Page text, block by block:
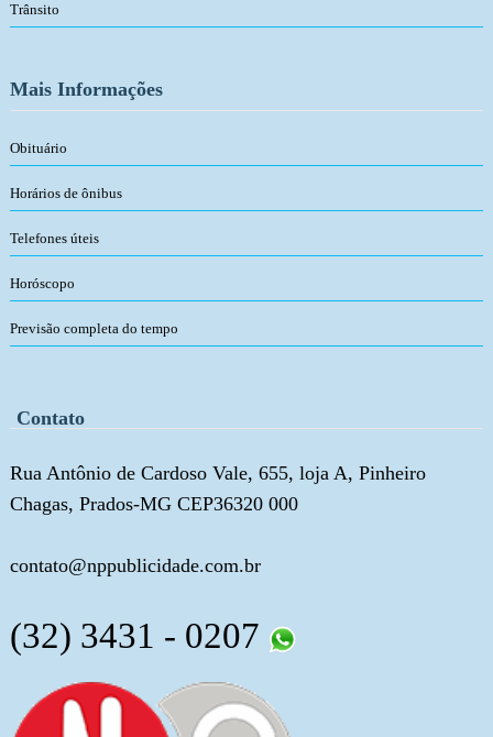
Trânsito
Mais Informações
Obituário
Horários de ônibus
Telefones úteis
Horóscopo
Previsão completa do tempo
Contato
Rua Antônio de Cardoso Vale, 655, loja A, Pinheiro
Chagas, Prados-MG CEP36320 000
contato@nppublicidade.com.br
(32) 3431 - 0207